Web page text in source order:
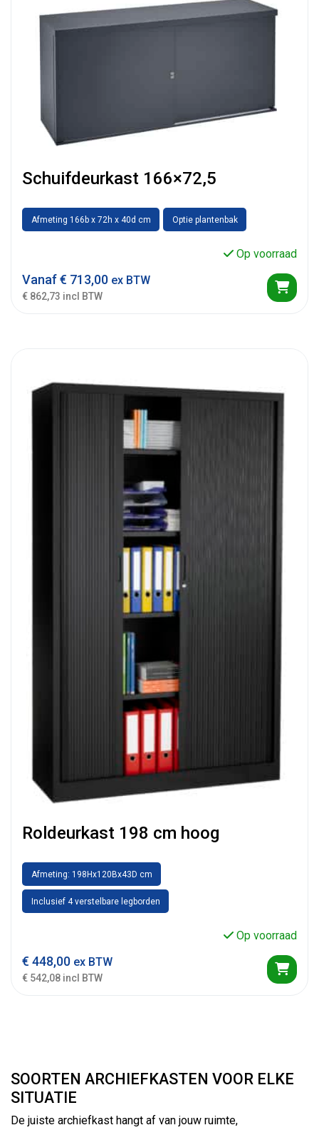
Schuifdeurkast 166×72,5
Afmeting 166b x 72h x 40d cm Optie plantenbak
Op voorraad
Vanaf€ 713,00 ex BTW
€ 862,73 incl BTW
Roldeurkast 198 cm hoog
Afmeting: 198Hx120Bx43D cm
Inclusief 4 verstelbare legborden
Op voorraad
€ 448,00 ex BTW
€ 542,08 incl BTW
SOORTEN ARCHIEFKASTEN VOOR ELKE
SITUATIE
De juiste archiefkast hangt af van jouw ruimte,